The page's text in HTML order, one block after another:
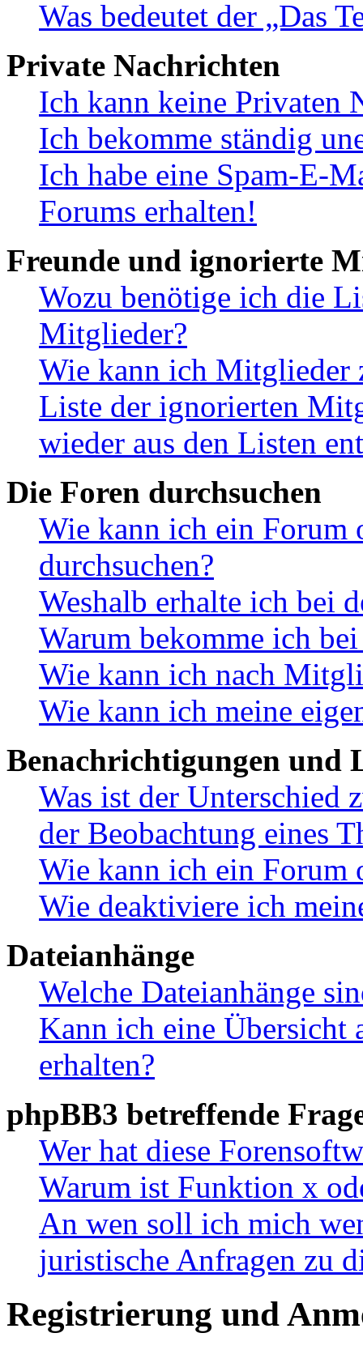
Was bedeutet der „Das
Private Nachrichten
Ich kann keine Privaten
Ich bekomme ständig
Ich habe eine Spam-E-
Forums erhalten!
Freunde und ignorierte
Wozu benötige ich die
Mitglieder?
Wie kann ich Mitglieder
Liste der ignorierten
wieder aus den Listen
Die Foren durchsuchen
Wie kann ich ein Forum
durchsuchen?
Weshalb erhalte ich bei
Warum bekomme ich
Wie kann ich nach
Wie kann ich meine
Benachrichtigungen und
Was ist der Unterschied
der Beobachtung eines
Wie kann ich ein Forum
Wie deaktiviere ich
Dateianhänge
Welche Dateianhänge
Kann ich eine Übersicht
erhalten?
phpBB3 betreffende
Wer hat diese
Warum ist Funktion x
An wen soll ich mich
juristische Anfragen zu
Registrierung und